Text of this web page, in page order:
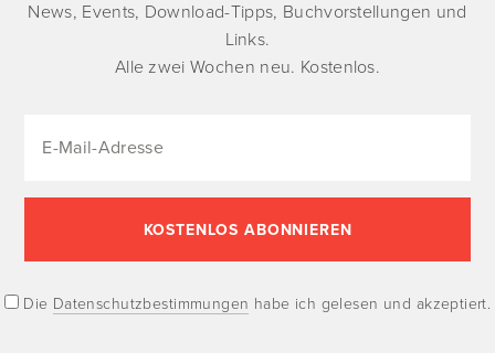
News, Events, Download-Tipps, Buchvorstellungen und
Links.
Alle zwei Wochen neu. Kostenlos.
Die Datenschutzbestimmungen habe ich gelesen und akzeptiert.